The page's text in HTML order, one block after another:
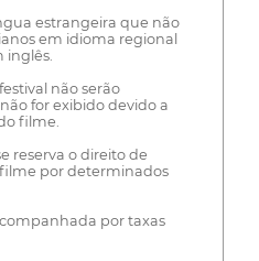
estrangeira que não
em idioma regional
inglês.
não serão
for exibido devido a
filme.
reserva o direito de
por determinados
por taxas